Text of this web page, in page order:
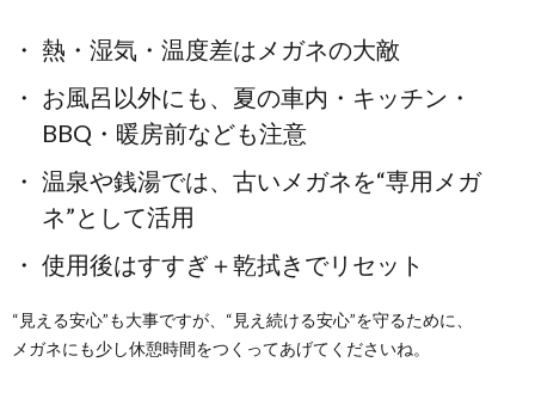
熱・湿気・温度差はメガネの大敵
お風呂以外にも、夏の車内・キッチン・
BBQ・暖房前なども注意
温泉や銭湯では、古いメガネを“専用メガ
ネ”として活用
使用後はすすぎ＋乾拭きでリセット
“見える安心”も大事ですが、“見え続ける安心”を守るために、
メガネにも少し休憩時間をつくってあげてくださいね。